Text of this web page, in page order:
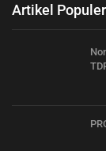
Artikel Populer